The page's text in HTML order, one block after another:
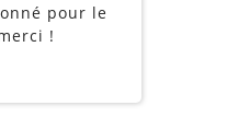
pour le
!